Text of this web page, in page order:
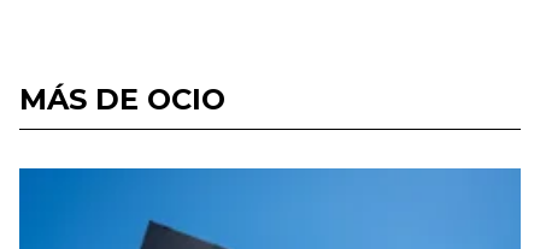
MÁS DE OCIO